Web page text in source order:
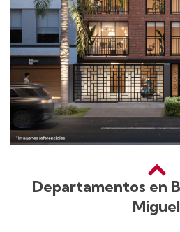
Departamentos en
Miguel